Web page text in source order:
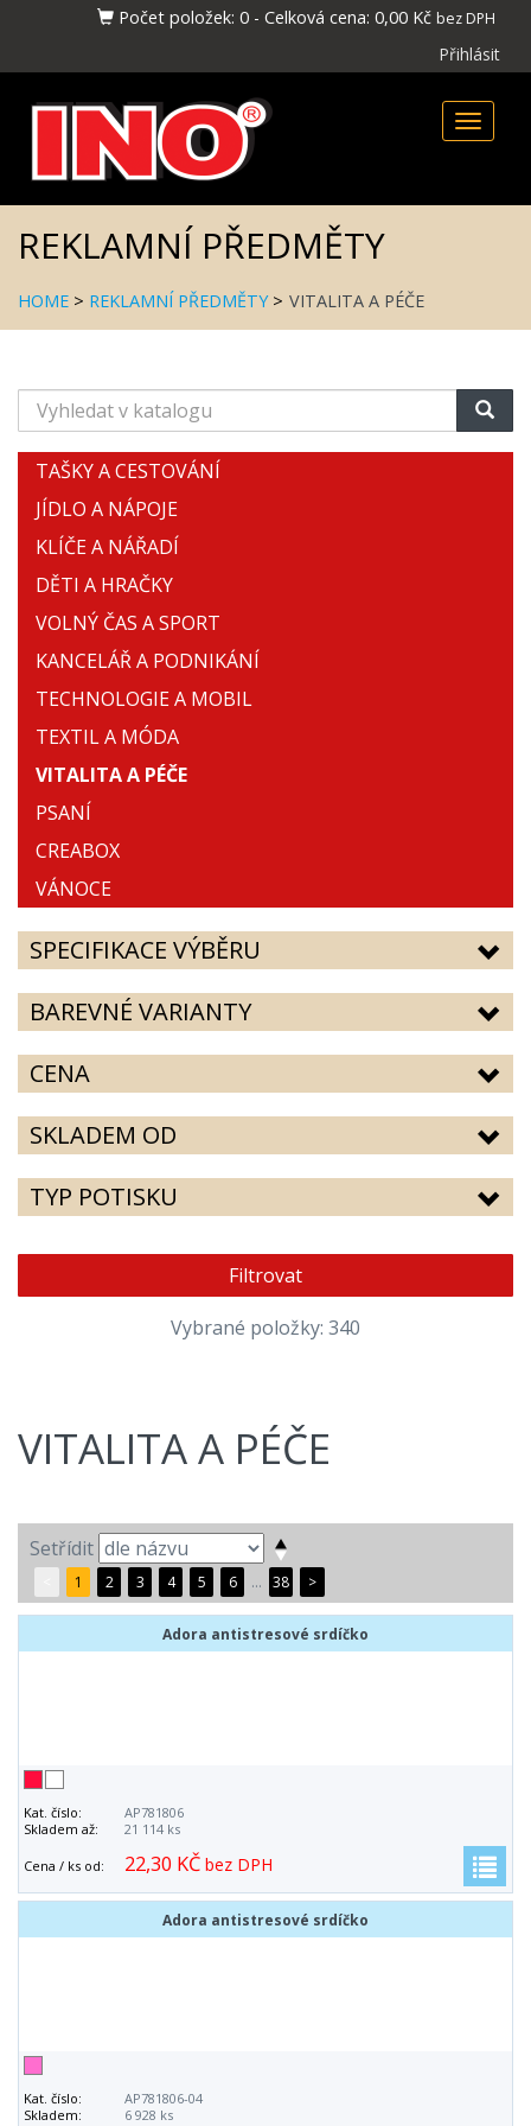
Počet položek: 0 - Celková cena: 0,00 Kč bez DPH
Přihlásit
Toggle
REKLAMNÍ PŘEDMĚTY
HOME > REKLAMNÍ PŘEDMĚTY> VITALITA A PÉČE
Vyhledat
v
katalogu
TAŠKY A CESTOVÁNÍ
JÍDLO A NÁPOJE
KLÍČE A NÁŘADÍ
DĚTI A HRAČKY
VOLNÝ ČAS A SPORT
KANCELÁŘ A PODNIKÁNÍ
TECHNOLOGIE A MOBIL
TEXTIL A MÓDA
VITALITA A PÉČE
PSANÍ
CREABOX
VÁNOCE
SPECIFIKACE VÝBĚRU
BAREVNÉ VARIANTY
CENA
SKLADEM OD
TYP POTISKU
Filtrovat
Vybrané položky: 340
VITALITA A PÉČE
Setřídit
1 2 3 4 5 6 ... 38 >
Adora antistresové srdíčko
Kat. číslo:
AP781806
Skladem až:
21 114 ks
Cena / ks od: 22,30 KČ bez DPH
Adora antistresové srdíčko
Kat. číslo:
AP781806-04
Skladem:
6 928 ks